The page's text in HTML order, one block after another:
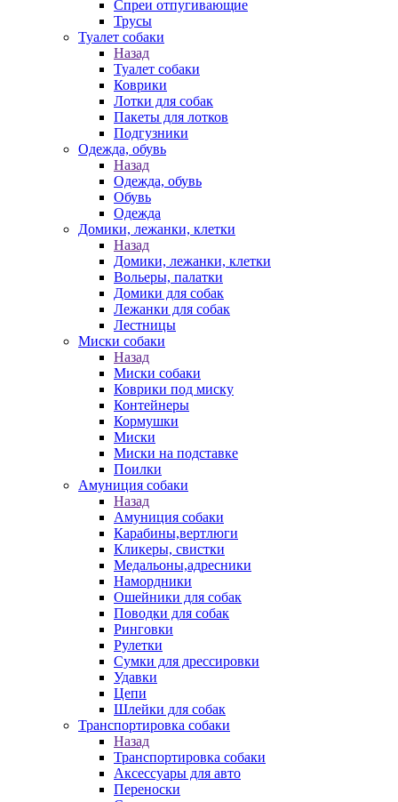
Спреи отпугивающие
Трусы
Туалет собаки
Назад
Туалет собаки
Коврики
Лотки для собак
Пакеты для лотков
Подгузники
Одежда, обувь
Назад
Одежда, обувь
Обувь
Одежда
Домики, лежанки, клетки
Назад
Домики, лежанки, клетки
Вольеры, палатки
Домики для собак
Лежанки для собак
Лестницы
Миски собаки
Назад
Миски собаки
Коврики под миску
Контейнеры
Кормушки
Миски
Миски на подставке
Поилки
Амуниция собаки
Назад
Амуниция собаки
Карабины,вертлюги
Кликеры, свистки
Медальоны,адресники
Намордники
Ошейники для собак
Поводки для собак
Ринговки
Рулетки
Сумки для дрессировки
Удавки
Цепи
Шлейки для собак
Транспортировка собаки
Назад
Транспортировка собаки
Аксессуары для авто
Переноски